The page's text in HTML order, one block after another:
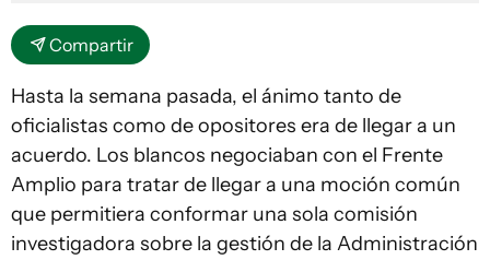
Compartir
Hasta la semana pasada, el ánimo tanto de
oficialistas como de opositores era de llegar a un
acuerdo. Los blancos negociaban con el Frente
Amplio para tratar de llegar a una moción común
que permitiera conformar una sola comisión
investigadora sobre la gestión de la Administración